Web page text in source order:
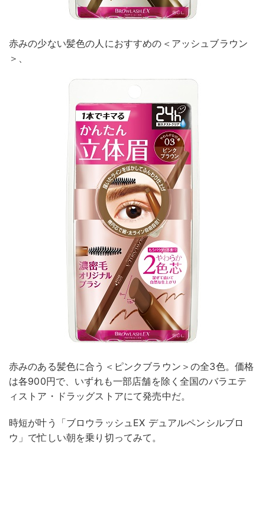
赤みの少ない髪色の人におすすめの＜アッシュブラウン
＞、
赤みのある髪色に合う＜ピンクブラウン＞の全3色。価格
は各900円で、いずれも一部店舗を除く全国のバラエテ
ィストア・ドラッグストアにて発売中だ。
時短が叶う「ブロウラッシュEX デュアルペンシルブロ
ウ」で忙しい朝を乗り切ってみて。